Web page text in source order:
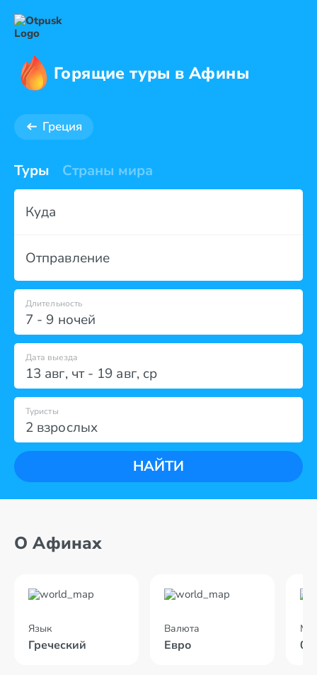
Горящие туры в Афины
Греция
Туры Страны мира
Куда
Отправление
7 - 9 ночей
Длительность
Дата выезда
13 авг, чт- 19 авг, ср
2 взрослых
Туристы
НАЙТИ
О Афинах
Язык
Греческий
Валюта
Евро